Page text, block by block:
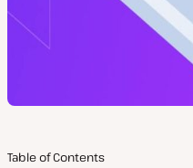
Table of Contents